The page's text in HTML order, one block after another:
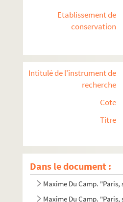
Etablissement de
conservation
Intitulé de l'instrument de
recherche
Cote
Titre
Dans le document :
Maxime Du Camp. "Paris,
Maxime Du Camp. "Paris,